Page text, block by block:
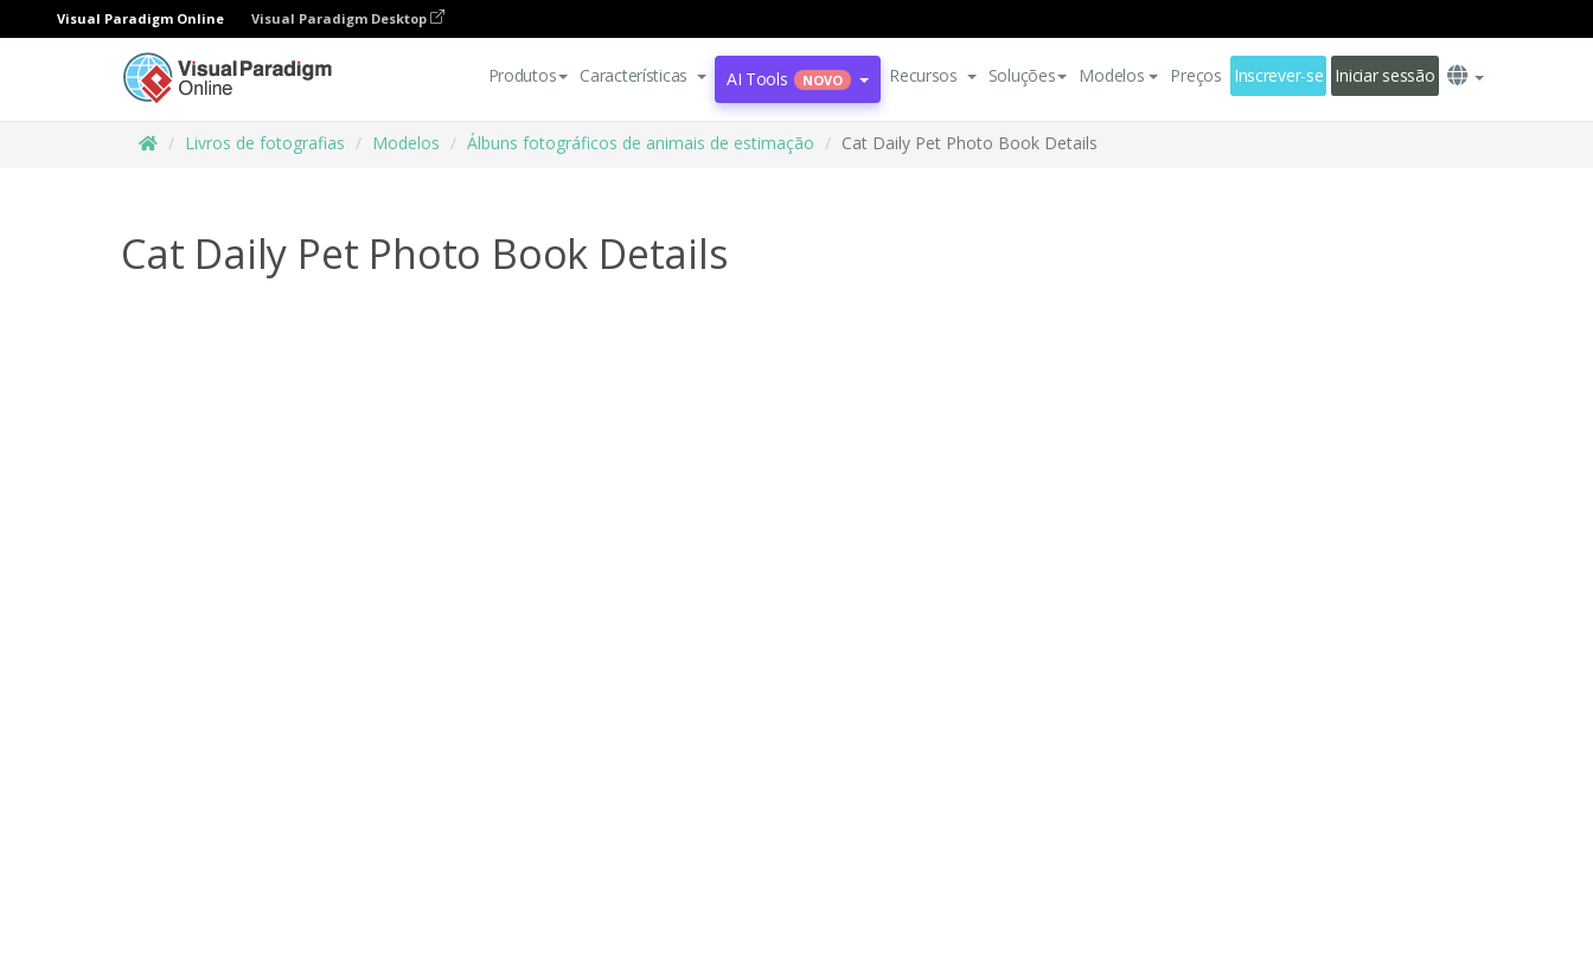
Visual Paradigm Online Visual Paradigm Desktop
Produtos Características AI Tools NOVO Recursos Soluções Modelos Preços Inscrever-se Iniciar sessão
Livros de fotografias Modelos Álbuns fotográficos de animais de estimação Cat Daily Pet Photo Book Details
Cat Daily Pet Photo Book Details